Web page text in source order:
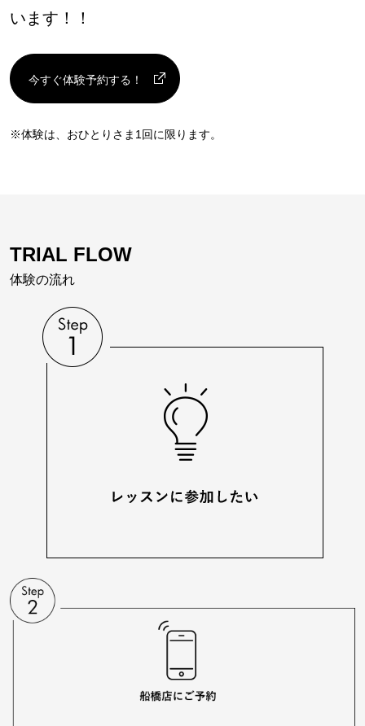
います！！
今すぐ体験予約する！
※体験は、おひとりさま1回に限ります。
TRIAL FLOW
体験の流れ